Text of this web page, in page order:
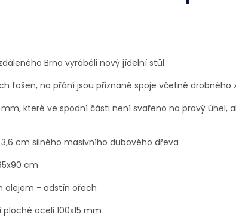
Brna vyráběli nový jídelní stůl.
fošen, na přání jsou přiznané spoje včetně drobného
mm, které ve spodní části není svařeno na pravý úhel,
cm silného masivního dubového dřeva
cm
olejem - odstín ořech
oceli 100x15 mm